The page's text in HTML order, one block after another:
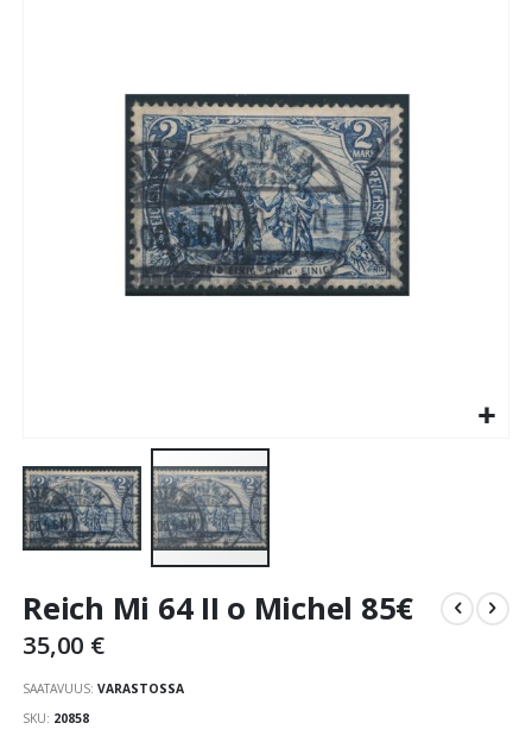
to
beginning
images
Reich Mi 64 II o Michel 85€
35,00 €
SAATAVUUS: VARASTOSSA
SKU 20858